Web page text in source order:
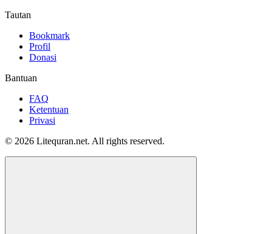
Tautan
Bookmark
Profil
Donasi
Bantuan
FAQ
Ketentuan
Privasi
© 2026 Litequran.net. All rights reserved.